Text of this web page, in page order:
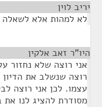
יריב לוין
לא למהות אלא
היו"ר זאב אלקין
אני רוצה שלא נחזור
רוצה שנשלב את
עצמו. לכן אני רוצה
מסודרת להציג לנו את